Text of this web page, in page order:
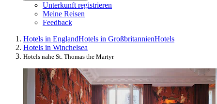
Unterkunft registrieren
Meine Reisen
Feedback
Hotels in EnglandHotels in GroßbritannienHotels
Hotels in Winchelsea
Hotels nahe St. Thomas the Martyr